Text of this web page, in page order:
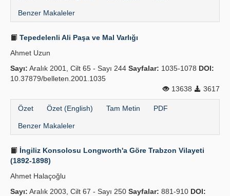
Benzer Makaleler
Tepedelenli Ali Paşa ve Mal Varlığı
Ahmet Uzun
Sayı: Aralık 2001, Cilt 65 - Sayı 244 Sayfalar: 1035-1078 DOI:
10.37879/belleten.2001.1035
13638
3617
Özet Özet (English) Tam Metin PDF
Benzer Makaleler
İngiliz Konsolosu Longworth'a Göre Trabzon Vilayeti
(1892-1898)
Ahmet Halaçoğlu
Sayı: Aralık 2003, Cilt 67 - Sayı 250 Sayfalar: 881-910 DOI: